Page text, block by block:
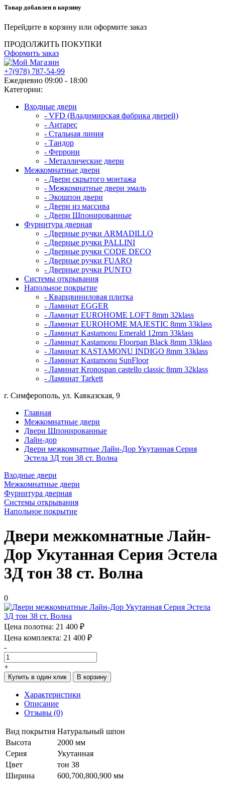
Товар добавлен в корзину
Перейдите в корзину или оформите заказ
ПРОДОЛЖИТЬ ПОКУПКИ
Оформить заказ
+7(978) 787-54-99
Ежедневно 09:00 - 18:00
Категории:
Входные двери
- VFD (Владимирская фабрика дверей)
- Антарес
- Стальная линия
- Тандор
- Феррони
- Металлические двери
Межкомнатные двери
- Двери скрытого монтажа
- Межкомнатные двери эмаль
- Экошпон двери
- Двери из массива
- Двери Шпонированные
Фурнитура дверная
- Дверные ручки ARMADILLO
- Дверные ручки PALLINI
- Дверные ручки CODE DECO
- Дверные ручки FUARO
- Дверные ручки PUNTO
Системы открывания
Напольное покрытие
- Кварцвиниловая плитка
- Ламинат EGGER
- Ламинат EUROHOME LOFT 8mm 32klass
- Ламинат EUROHOME MAJESTIC 8mm 33klass
- Ламинат Kastamonu Emerald 12mm 33klass
- Ламинат Kastamonu Floorpan Black 8mm 33klass
- Ламинат KASTAMONU INDIGO 8mm 33klass
- Ламинат Kastamonu SunFloor
- Ламинат Kronospan castello classic 8mm 32klass
- Ламинат Tarkett
г. Симферополь, ул. Кавказская, 9
Главная
Межкомнатные двери
Двери Шпонированные
Лайн-дор
Двери межкомнатные Лайн-Дор Укутанная Серия
Эстела 3Д тон 38 ст. Волна
Входные двери
Межкомнатные двери
Фурнитура дверная
Системы открывания
Напольное покрытие
Двери межкомнатные Лайн-
Дор Укутанная Серия Эстела
3Д тон 38 ст. Волна
0
Цена полотна: 21 400 ₽
Цена комплекта: 21 400 ₽
-
+
Купить в один клик В корзину
Характеристики
Описание
Отзывы (0)
Вид покрытия Натуральный шпон
Высота
2000 мм
Серия
Укутанная
Цвет
тон 38
Ширина
600,700,800,900 мм